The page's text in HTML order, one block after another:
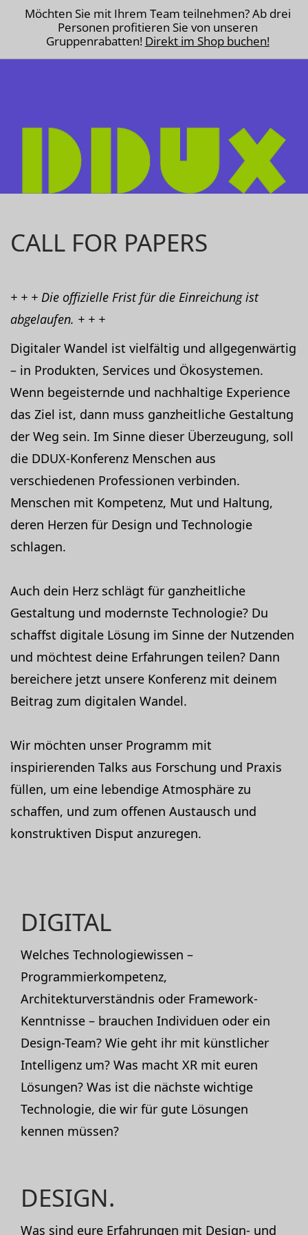
Möchten Sie mit Ihrem Team teilnehmen? Ab drei
Personen profitieren Sie von unseren
Gruppenrabatten! Direkt im Shop buchen!
CALL FOR PAPERS
+ + + Die offizielle Frist für die Einreichung ist
abgelaufen. + + +
Digitaler Wandel ist vielfältig und allgegenwärtig
– in Produkten, Services und Ökosystemen.
Wenn begeisternde und nachhaltige Experience
das Ziel ist, dann muss ganzheitliche Gestaltung
der Weg sein. Im Sinne dieser Überzeugung, soll
die DDUX-Konferenz Menschen aus
verschiedenen Professionen verbinden.
Menschen mit Kompetenz, Mut und Haltung,
deren Herzen für Design und Technologie
schlagen.
Auch dein Herz schlägt für ganzheitliche
Gestaltung und modernste Technologie? Du
schaffst digitale Lösung im Sinne der Nutzenden
und möchtest deine Erfahrungen teilen? Dann
bereichere jetzt unsere Konferenz mit deinem
Beitrag zum digitalen Wandel.
Wir möchten unser Programm mit
inspirierenden Talks aus Forschung und Praxis
füllen, um eine lebendige Atmosphäre zu
schaffen, und zum offenen Austausch und
konstruktiven Disput anzuregen.
DIGITAL
Welches Technologiewissen –
Programmierkompetenz,
Architekturverständnis oder Framework-
Kenntnisse – brauchen Individuen oder ein
Design-Team? Wie geht ihr mit künstlicher
Intelligenz um? Was macht XR mit euren
Lösungen? Was ist die nächste wichtige
Technologie, die wir für gute Lösungen
kennen müssen?
DESIGN.
Was sind eure Erfahrungen mit Design- und